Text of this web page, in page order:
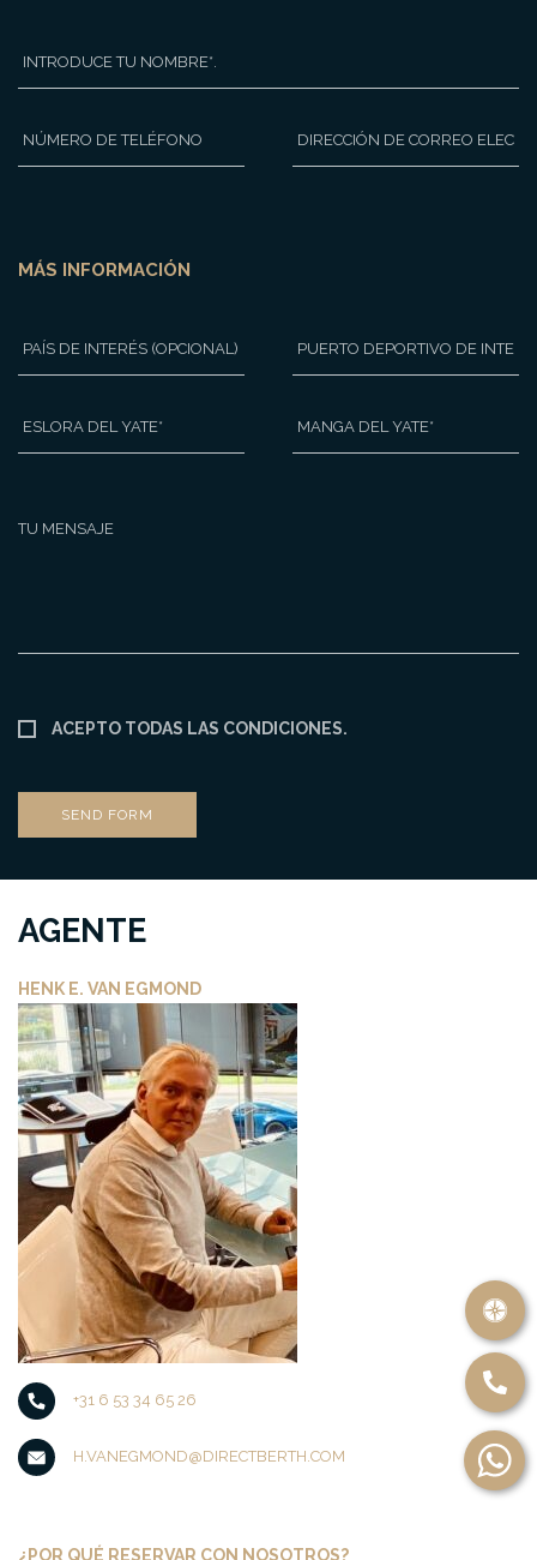
UN
CORREO
MÁS INFORMACIÓN
DE
INTERÉS
DEPORTIVO
DE
DEL
YATE *
DEL
YATE *
MENSAJE
CONSENTIMIENTO
ACEPTO TODAS LAS CONDICIONES.
SEND FORM
AGENTE
HENK E. VAN EGMOND
+31 6 53 34 65 26
H.VANEGMOND@DIRECTBERTH.COM
¿POR QUÉ RESERVAR CON NOSOTROS?